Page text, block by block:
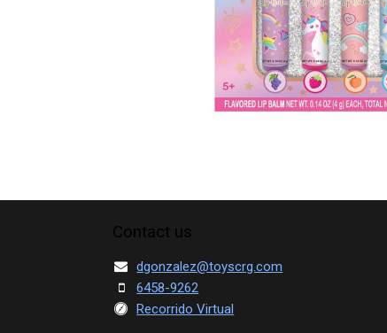
Contact us
dgonzalez@toyscrg.com
6458-9262
Recorrido Virtual